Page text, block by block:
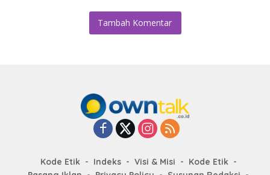
Tambah Komentar
Kode Etik Indeks Visi & Misi
Kode Etik